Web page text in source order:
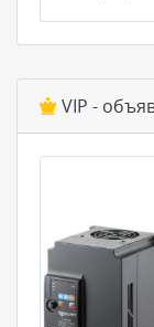
VIP -